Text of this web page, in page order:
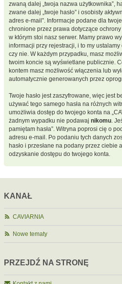
zwaną dalej „twoja nazwa użytkownika”,
zwane dalej „twoje hasło” i osobisty
adres e-mail”. Informacje podane dla
chronione przez prawa dotyczące
w którym stoi nasz serwer. Mamy prawo
informacji przy rejestracji, i to my
czy nie. W każdym przypadku, masz
twoim koncie są wyświetlane publicznie.
kontem masz możliwość włączenia lub
automatycznie generowanych przez
Twoje hasło jest zaszyfrowane, więc jest
używać tego samego hasła na różnych
umożliwia dostęp do twojego konta na
żadnym wypadku nie podawaj nikomu.
pamiętam hasła”. Witryna poprosi cię o
adresu e-mail. Po podaniu tych danych
hasło i przesłane na podany przez
odzyskanie dostępu do twojego konta.
KANAŁ
CAVIARNIA
Nowe tematy
PRZEJDŹ NA STRONĘ